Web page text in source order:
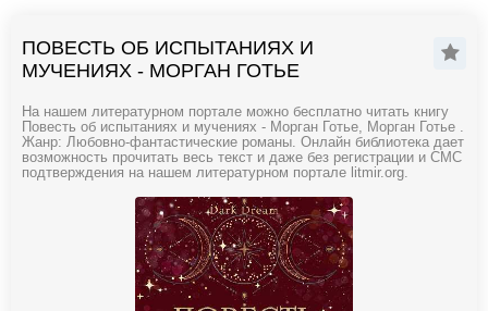
ПОВЕСТЬ ОБ ИСПЫТАНИЯХ И
МУЧЕНИЯХ - МОРГАН ГОТЬЕ
На нашем литературном портале можно бесплатно читать книгу
Повесть об испытаниях и мучениях - Морган Готье, Морган Готье .
Жанр: Любовно-фантастические романы. Онлайн библиотека дает
возможность прочитать весь текст и даже без регистрации и СМС
подтверждения на нашем литературном портале litmir.org.